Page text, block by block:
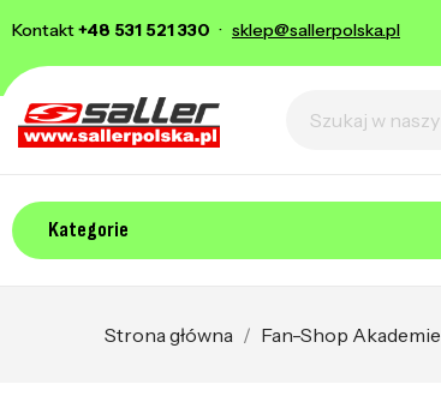
Kontakt+48 531 521 330 · sklep@sallerpolska.pl
Kategorie
Strona główna Fan-Shop Akademie